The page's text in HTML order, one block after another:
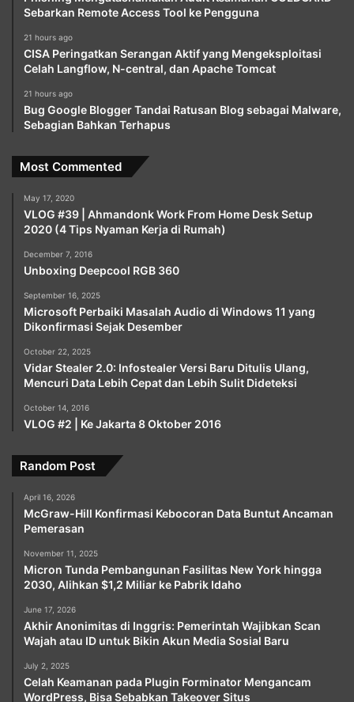
Sebarkan Remote Access Tool ke Pengguna
21 hours ago
CISA Peringatkan Serangan Aktif yang Mengeksploitasi
Celah Langflow, N-central, dan Apache Tomcat
21 hours ago
Bug Google Blogger Tandai Ratusan Blog sebagai Malware,
Sebagian Bahkan Terhapus
Most Commented
May 17, 2020
VLOG #39 | Ahmandonk Work From Home Desk Setup
2020 (4 Tips Nyaman Kerja di Rumah)
December 7, 2016
Unboxing Deepcool RGB 360
September 16, 2025
Microsoft Perbaiki Masalah Audio di Windows 11 yang
Dikonfirmasi Sejak Desember
October 22, 2025
Vidar Stealer 2.0: Infostealer Versi Baru Ditulis Ulang,
Mencuri Data Lebih Cepat dan Lebih Sulit Dideteksi
October 14, 2016
VLOG #2 | Ke Jakarta 8 Oktober 2016
Random Post
April 16, 2026
McGraw-Hill Konfirmasi Kebocoran Data Buntut Ancaman
Pemerasan
November 11, 2025
Micron Tunda Pembangunan Fasilitas New York hingga
2030, Alihkan $1,2 Miliar ke Pabrik Idaho
June 17, 2026
Akhir Anonimitas di Inggris: Pemerintah Wajibkan Scan
Wajah atau ID untuk Bikin Akun Media Sosial Baru
July 2, 2025
Celah Keamanan pada Plugin Forminator Mengancam
WordPress, Bisa Sebabkan Takeover Situs